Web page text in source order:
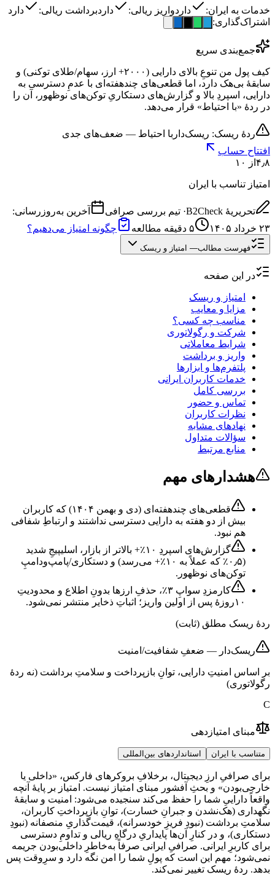
خدمات به ایران:
داردواریز ریالی: داردبرداشت ریالی:
دارد
اشتراک‌گذاری:
جمع‌بندی سریع
کیف پول من تنوعِ بالای دارایی (۲۰۰۰+ ارز، سهام/طلای توکنی) و
سابقهٔ بی‌هک دارد، اما قطعی‌های چندهفته‌ای با عدمِ دسترسی به
دارایی، اسپردِ بالا و گزارش‌های دستکاریِ توکن‌های نوظهور، آن را
در ردهٔ «با احتیاط» قرار می‌دهد.
ردهٔ ریسک: ریسک‌دار با احتیاط — ضعف‌های جدی
افتتاح حساب
۴٫۸ از ۱۰
امتیاز تناسب با ایران
تحریریهٔ B2Check · تیم بررسی صرافی
آخرین به‌روزرسانی:
۲۳ خرداد ۱۴۰۵
۵ دقیقه مطالعه چگونه امتیاز می‌دهیم؟
فهرست مطالب— امتیاز و ریسک
در این صفحه
امتیاز و ریسک
مزایا و معایب
مناسب چه کسی؟
شرکت و رگولاتوری
شرایط معاملاتی
واریز و برداشت
پلتفرم‌ها و ابزارها
خدمات کاربران ایرانی
بررسی کامل
تماس و حضور
نظرات کاربران
نهادهای مشابه
سؤالات متداول
منابع مرتبط
هشدارهای مهم
قطعی‌های چندهفته‌ای (دی و بهمن ۱۴۰۴) که کاربران
بیش از دو هفته به دارایی دسترسی نداشتند و ارتباطِ شفافی
هم نبود.
گزارش‌های اسپردِ ۱۰٪+ بالاتر از بازار، اسلیپیجِ شدید
(۰٫۵٪ که عملاً به ۱۰٪+ می‌رسد) و دستکاری/پامپ‌ودامپِ
توکن‌های نوظهور.
کارمزدِ سواپِ ۳٪، حذفِ ارزها بدونِ اطلاع و محدودیتِ
۱۰روزهٔ پس از اولین واریز؛ اثباتِ ذخایر منتشر نمی‌شود.
ردهٔ ریسک مطلق (ثابت)
ریسک‌دار — ضعفِ شفافیت/امنیت
بر اساس امنیتِ دارایی، توانِ بازپرداخت و سلامتِ برداشت (نه ردهٔ
رگولاتوری)
C
مبنای امتیازدهی
متناسب با ایران استانداردهای بین‌المللی
برای صرافیِ ارزِ دیجیتال، برخلافِ بروکرهای فارکس، «داخلی یا
خارجی‌بودن» و بحثِ آفشور مبنای امتیاز نیست. امتیاز بر پایهٔ آنچه
واقعاً داراییِ شما را حفظ می‌کند سنجیده می‌شود: امنیت و سابقهٔ
نگهداری (هک‌نشدن و جبرانِ خسارت)، توانِ بازپرداختِ کاربران،
سلامتِ برداشت (نبودِ فریزِ خودسرانه)، قیمت‌گذاریِ منصفانه (نبودِ
دستکاری)، و در کنارِ آن‌ها پایداریِ درگاهِ ریالی و تداومِ دسترسی
برای کاربرِ ایرانی. صرافیِ ایرانی صرفاً به‌خاطرِ داخلی‌بودن جریمه
نمی‌شود؛ مهم این است که پولِ شما را امن نگه دارد و سرِوقت پس
بدهد. ردهٔ ریسک تغییر نمی‌کند.